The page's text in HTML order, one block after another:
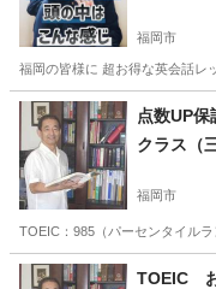
福岡市
福岡の皆様に 超お得な英会話レ
福岡 福岡市 英会話
点数UP
クラス（
福岡市
TOEIC：985（パーセンタイル
福岡 福岡市 TOEIC(R)
TOEIC